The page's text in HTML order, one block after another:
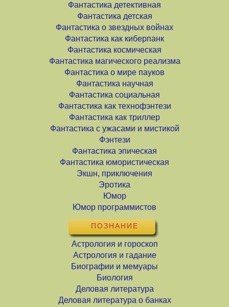
Фантастика детективная
Фантастика детская
Фантастика о звездных войнах
Фантастика как киберпанк
Фантастика космическая
Фантастика магического реализма
Фантастика о мире пауков
Фантастика научная
Фантастика социальная
Фантастика как технофэнтези
Фантастика как триллер
Фантастика с ужасами и мистикой
Фэнтези
Фантастика эпическая
Фантастика юмористическая
Экшн, приключения
Эротика
Юмор
Юмор программистов
ПОЗНАНИЕ
Астрология и гороскоп
Астрология и гадание
Биографии и мемуары
Биология
Деловая литература
Деловая литература о банках